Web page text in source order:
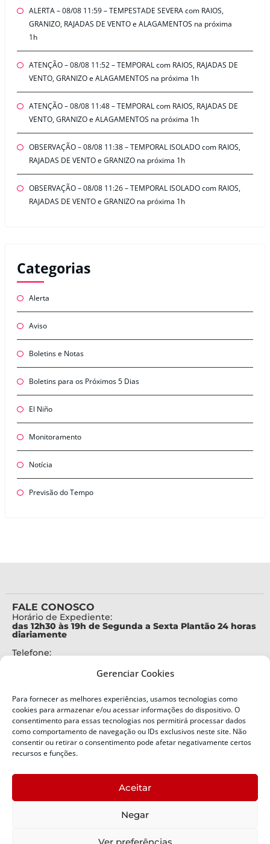
Gerenciar Cookies
Para fornecer as melhores experiências, usamos tecnologias como
cookies para armazenar e/ou acessar informações do dispositivo. O
consentimento para essas tecnologias nos permitirá processar dados
como comportamento de navegação ou IDs exclusivos neste site. Não
consentir ou retirar o consentimento pode afetar negativamente certos
recursos e funções.
Aceitar
Negar
Ver preferências
ALERTA – 08/08 11:59 – TEMPESTADE SEVERA com RAIOS,
GRANIZO, RAJADAS DE VENTO e ALAGAMENTOS na próxima
1h
ATENÇÃO – 08/08 11:52 – TEMPORAL com RAIOS, RAJADAS DE
VENTO, GRANIZO e ALAGAMENTOS na próxima 1h
ATENÇÃO – 08/08 11:48 – TEMPORAL com RAIOS, RAJADAS DE
VENTO, GRANIZO e ALAGAMENTOS na próxima 1h
OBSERVAÇÃO – 08/08 11:38 – TEMPORAL ISOLADO com RAIOS,
RAJADAS DE VENTO e GRANIZO na próxima 1h
OBSERVAÇÃO – 08/08 11:26 – TEMPORAL ISOLADO com RAIOS,
RAJADAS DE VENTO e GRANIZO na próxima 1h
Categorias
Alerta
Aviso
Boletins e Notas
Boletins para os Próximos 5 Dias
El Niño
Monitoramento
Notícia
Previsão do Tempo
FALE CONOSCO
Horário de Expediente:
das 12h30 às 19h de Segunda a Sexta Plantão 24 horas
diariamente
Telefone:
Alertas Defesa Civil:
SMS 40199
ENDEREÇO
Defesa Civil do Estado de Santa Catarina
Capoeiras, Florianópolis, SC
Política de Privacidade